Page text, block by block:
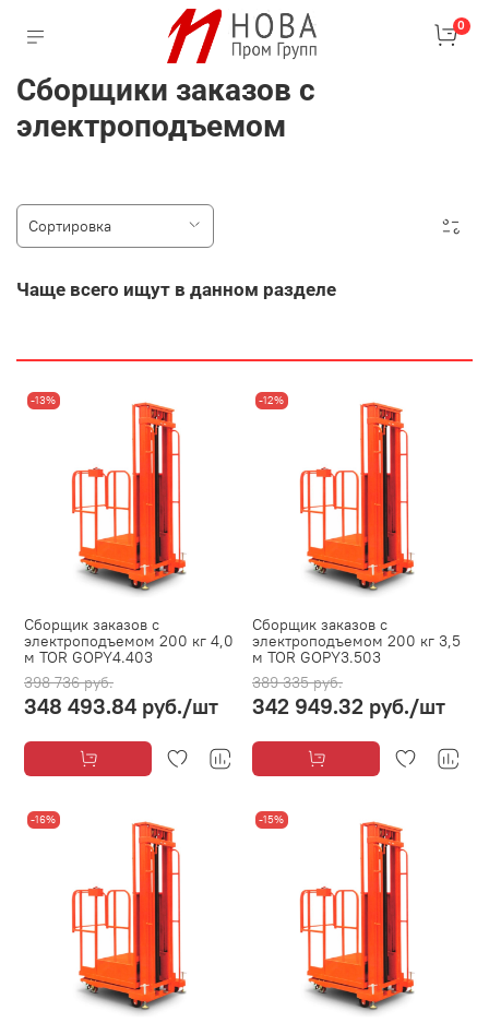
0
Сборщики заказов с
электроподъемом
Чаще всего ищут в данном разделе
-13%
Сборщик заказов с
электроподъемом 200 кг 4,0
м TOR GOPY4.403
398 736 руб.
348 493.84 руб./шт
-12%
Сборщик заказов с
электроподъемом 200 кг 3,5
м TOR GOPY3.503
389 335 руб.
342 949.32 руб./шт
-16% -15%